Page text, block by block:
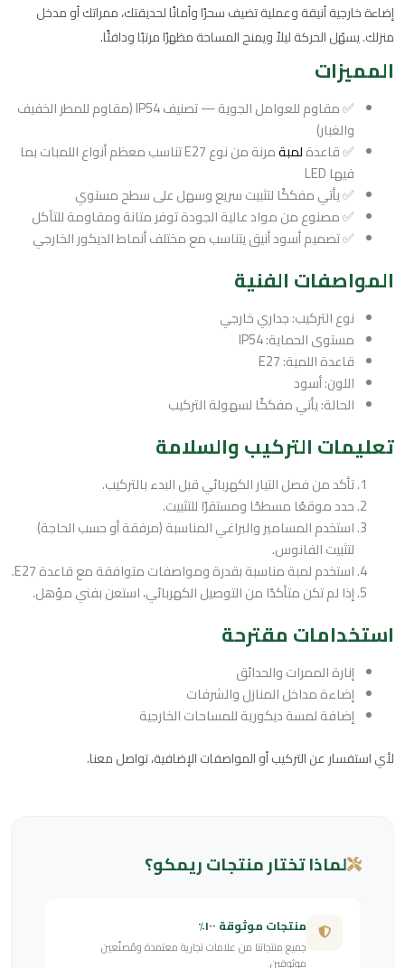
إضاءة خارجية أنيقة وعملية تضيف سحرًا وأمانًا لحديقتك، ممراتك أو مدخل
منزلك. يسهّل الحركة ليلاً ويمنح المساحة مظهرًا مرتبًا ودافئًا.
المميزات
✅ مقاوم للعوامل الجوية — تصنيف IP54 (مقاوم للمطر الخفيف
والغبار)
✅ قاعدةلمبة
مرنة من نوع E27 تناسب معظم أنواع اللمبات بما
فيها LED
✅ يأتي مفككًا لتثبيت سريع وسهل على سطح مستوي
✅ مصنوع من مواد عالية الجودة توفر متانة ومقاومة للتآكل
✅ تصميم أسود أنيق يتناسب مع مختلف أنماط الديكور الخارجي
المواصفات الفنية
نوع التركيب: جداري خارجي
مستوى الحماية: IP54
قاعدة اللمبة: E27
اللون: أسود
الحالة: يأتي مفككًا لسهولة التركيب
تعليمات التركيب والسلامة
تأكد من فصل التيار الكهربائي قبل البدء بالتركيب.
حدد موقعًا مسطحًا ومستقرًا للتثبيت.
استخدم المسامير والبراغي المناسبة (مرفقة أو حسب الحاجة)
لتثبيت الفانوس.
استخدم لمبة مناسبة بقدرة ومواصفات متوافقة مع قاعدة E27.
إذا لم تكن متأكدًا من التوصيل الكهربائي، استعن بفني مؤهل.
استخدامات مقترحة
إنارة الممرات والحدائق
إضاءة مداخل المنازل والشرفات
إضافة لمسة ديكورية للمساحات الخارجية
لأي استفسار عن التركيب أو المواصفات الإضافية، تواصل معنا.
لماذا تختار منتجات ريمكو؟
منتجات موثوقة ١٠٠٪
جميع منتجاتنا من علامات تجارية معتمدة ومُصنّعين
موثوقين.